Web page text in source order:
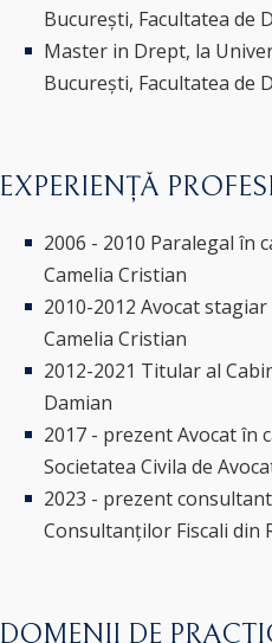
București, Facultatea de
Master in Drept, la
București, Facultatea de
EXPERIENȚĂ
2006 - 2010 Paralegal în
Camelia Cristian
2010-2012 Avocat
Camelia Cristian
2012-2021 Titular al
Damian
2017 - prezent Avocat în
Societatea Civila de
2023 - prezent
Consultanților Fiscali din
DOMENII DE